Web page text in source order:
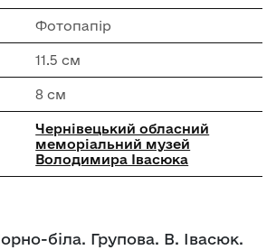
Фотопапір
11.5 см
8 см
Чернівецький обласний
меморіальний музей
Володимира Івасюка
біла. Групова. В. Івасюк.